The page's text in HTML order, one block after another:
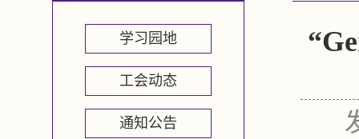
学习园地
工会动态
通知公告